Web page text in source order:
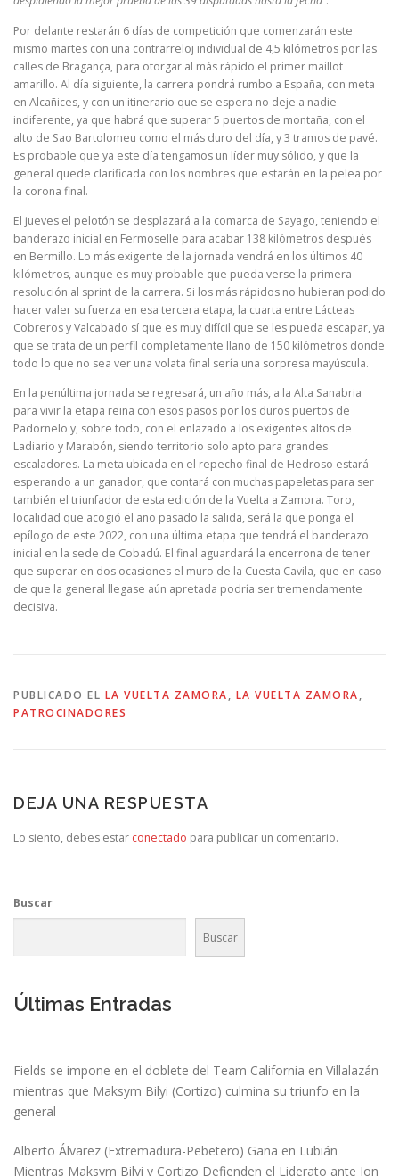
Por delante restarán 6 días de competición que comenzarán este
mismo martes con una contrarreloj individual de 4,5 kilómetros por las
calles de Bragança, para otorgar al más rápido el primer maillot
amarillo. Al día siguiente, la carrera pondrá rumbo a España, con meta
en Alcañices, y con un itinerario que se espera no deje a nadie
indiferente, ya que habrá que superar 5 puertos de montaña, con el
alto de Sao Bartolomeu como el más duro del día, y 3 tramos de pavé.
Es probable que ya este día tengamos un líder muy sólido, y que la
general quede clarificada con los nombres que estarán en la pelea por
la corona final.
El jueves el pelotón se desplazará a la comarca de Sayago, teniendo el
banderazo inicial en Fermoselle para acabar 138 kilómetros después
en Bermillo. Lo más exigente de la jornada vendrá en los últimos 40
kilómetros, aunque es muy probable que pueda verse la primera
resolución al sprint de la carrera. Si los más rápidos no hubieran podido
hacer valer su fuerza en esa tercera etapa, la cuarta entre Lácteas
Cobreros y Valcabado sí que es muy difícil que se les pueda escapar, ya
que se trata de un perfil completamente llano de 150 kilómetros donde
todo lo que no sea ver una volata final sería una sorpresa mayúscula.
En la penúltima jornada se regresará, un año más, a la Alta Sanabria
para vivir la etapa reina con esos pasos por los duros puertos de
Padornelo y, sobre todo, con el enlazado a los exigentes altos de
Ladiario y Marabón, siendo territorio solo apto para grandes
escaladores. La meta ubicada en el repecho final de Hedroso estará
esperando a un ganador, que contará con muchas papeletas para ser
también el triunfador de esta edición de la Vuelta a Zamora. Toro,
localidad que acogió el año pasado la salida, será la que ponga el
epílogo de este 2022, con una última etapa que tendrá el banderazo
inicial en la sede de Cobadú. El final aguardará la encerrona de tener
que superar en dos ocasiones el muro de la Cuesta Cavila, que en caso
de que la general llegase aún apretada podría ser tremendamente
decisiva.
PUBLICADO EL LA VUELTA ZAMORA, LA VUELTA ZAMORA,
PATROCINADORES
DEJA UNA RESPUESTA
Lo siento, debes estar conectado para publicar un comentario.
Buscar
Buscar
Últimas Entradas
Fields se impone en el doblete del Team California en Villalazán
mientras que Maksym Bilyi (Cortizo) culmina su triunfo en la
general
Alberto Álvarez (Extremadura-Pebetero) Gana en Lubián
Mientras Maksym Bilyi y Cortizo Defienden el Liderato ante Jon